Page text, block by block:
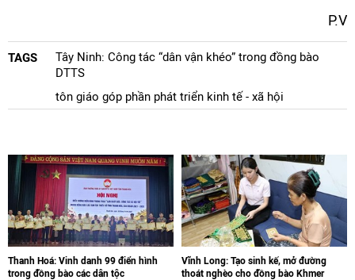
P.V
TAGS
Tây Ninh: Công tác “dân vận khéo” trong đồng bào
DTTS
tôn giáo góp phần phát triển kinh tế - xã hội
Thanh Hoá: Vinh danh 99 điển hình
trong đồng bào các dân tộc
Vĩnh Long: Tạo sinh kế, mở đường
thoát nghèo cho đồng bào Khmer